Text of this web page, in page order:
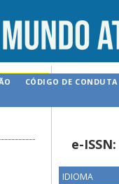
e-
IDIOMA
CÓDIGO DE CONDUTA